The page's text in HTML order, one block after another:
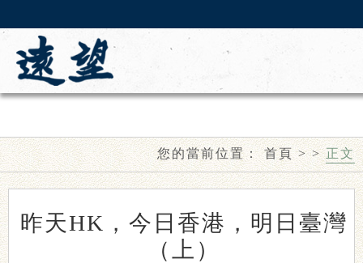
您的當前位置：首頁>>正文
昨天HK，今日香港，明日臺灣
（上）